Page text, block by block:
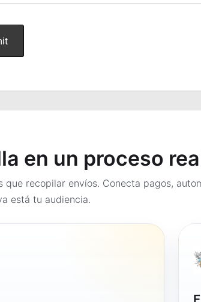
en un proceso
recopilar envíos. Conecta pagos,
está tu audiencia.